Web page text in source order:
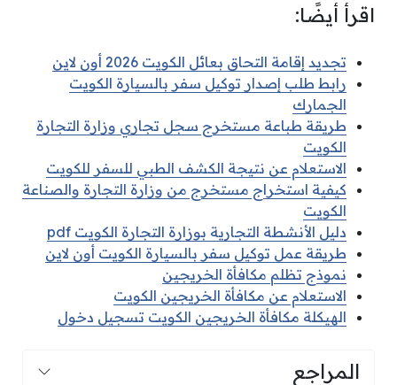
اقرأ أيضًا:
تجديد إقامة التحاق بعائل الكويت 2026 أون لاين
رابط طلب إصدار توكيل سفر بالسيارة الكويت
الجمارك
طريقة طباعة مستخرج سجل تجاري وزارة التجارة
الكويت
الاستعلام عن نتيجة الكشف الطبي للسفر للكويت
كيفية استخراج مستخرج من وزارة التجارة والصناعة
الكويت
دليل الأنشطة التجارية بوزارة التجارة الكويت pdf
طريقة عمل توكيل سفر بالسيارة الكويت أون لاين
نموذج تظلم مكافأة الخريجين
الاستعلام عن مكافأة الخريجين الكويت
الهيكلة مكافأة الخريجين الكويت تسجيل دخول
المراجع